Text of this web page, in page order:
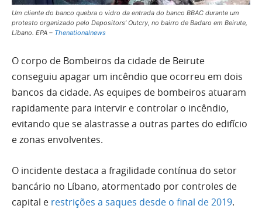
Um cliente do banco quebra o vidro da entrada do banco BBAC durante um
protesto organizado pelo Depositors’ Outcry, no bairro de Badaro em Beirute,
Líbano. EPA – Thenationalnews
O corpo de Bombeiros da cidade de Beirute
conseguiu apagar um incêndio que ocorreu em dois
bancos da cidade. As equipes de bombeiros atuaram
rapidamente para intervir e controlar o incêndio,
evitando que se alastrasse a outras partes do edifício
e zonas envolventes.
O incidente destaca a fragilidade contínua do setor
bancário no Líbano, atormentado por controles de
capital e restrições a saques desde o final de 2019.